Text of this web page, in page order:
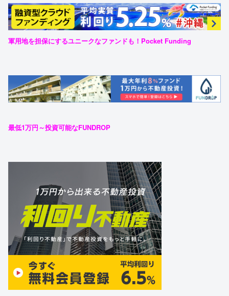
軍用地を担保にするユニークなファンドも！Pocket Funding
最低1万円～投資可能なFUNDROP